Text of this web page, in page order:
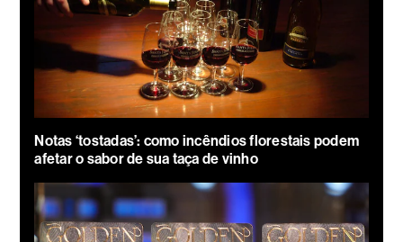
Notas ‘tostadas’: como incêndios florestais podem
afetar o sabor de sua taça de vinho